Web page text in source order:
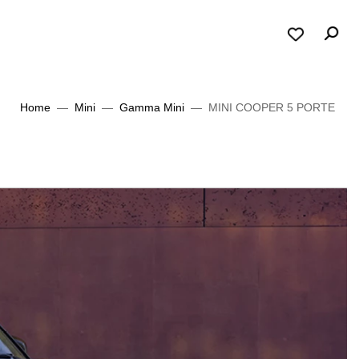
Home Mini Gamma Mini MINI COOPER 5 PORTE